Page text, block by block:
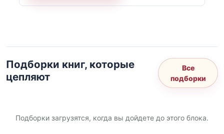
Подборки книг, которые
цепляют
Все
подборки
Подборки загрузятся, когда вы дойдете до этого блока.